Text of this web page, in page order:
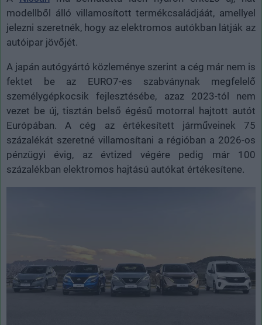
modellből álló villamosított termékcsaládjáát, amellyel
jelezni szeretnék, hogy az elektromos autókban látják az
autóipar jövőjét.
A japán autógyártó közleménye szerint a cég már nem is
fektet be az EURO7-es szabványnak megfelelő
személygépkocsik fejlesztésébe, azaz 2023-tól nem
vezet be új, tisztán belső égésű motorral hajtott autót
Európában. A cég az értékesített járműveinek 75
százalékát szeretné villamosítani a régióban a 2026-os
pénzügyi évig, az évtized végére pedig már 100
százalékban elektromos hajtású autókat értékesítene.